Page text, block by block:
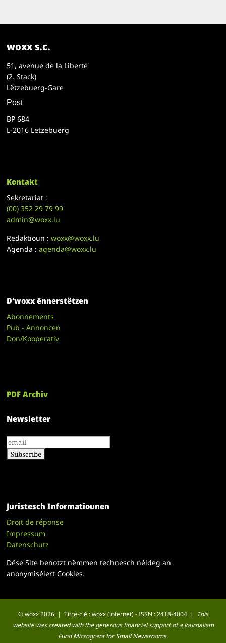
woxx s.c.
51, avenue de la Liberté
(2. Stack)
Lëtzebuerg-Gare
Post
BP 684
L-2016 Lëtzebuerg
Kontakt
Sekretariat :
(00)352 29 79 99
admin@woxx.lu
Redaktioun :woxx@woxx.lu
Agenda :agenda@woxx.lu
D’woxx ënnerstëtzen
Abonnements
Pub - Annoncen
Don/Kooperativ
PDF Archiv
Newsletter
Juristesch Informatiounen
Droit de réponse
Impressum
Datenschutz
Dëse Site benotzt nëmmen technesch néideg an
anonymiséiert Cookies.
© woxx 2026 | Titre-clé : woxx (internet) - ISSN : 2418-4004 |
This
website was created with the generous financial support of a Journalism
Fund Microgrant for Small Newsrooms.